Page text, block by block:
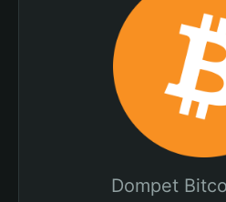
Dompet